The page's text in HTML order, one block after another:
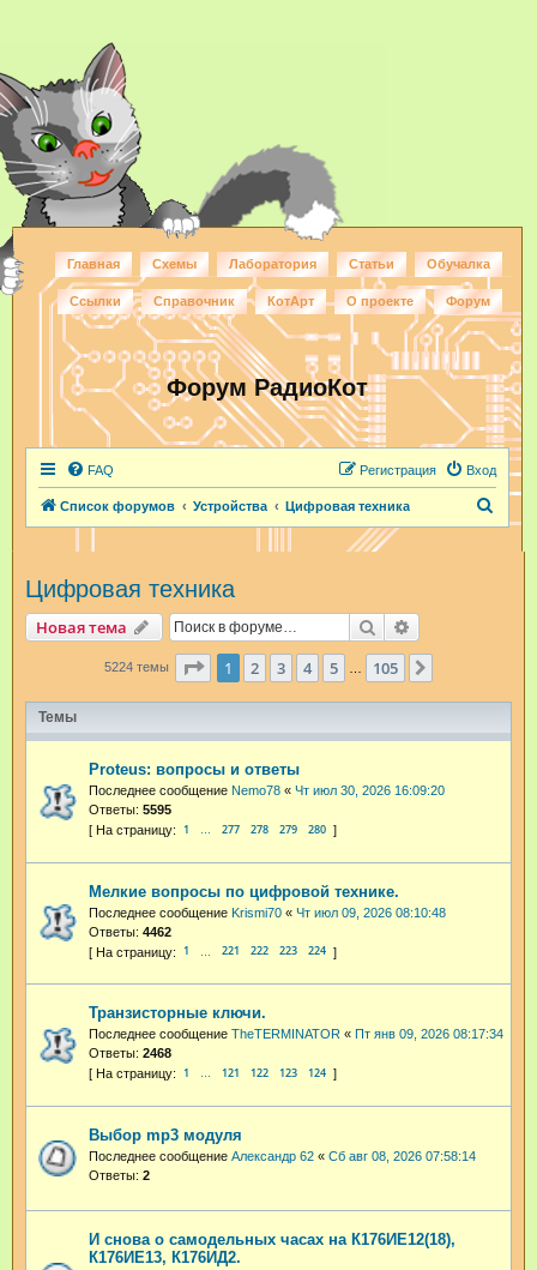
Главная Схемы Лаборатория Статьи Обучалка
Ссылки Справочник КотАрт О проекте Форум
Форум РадиоКот
FAQ Вход
Регистрация
Список форумов Устройства Цифровая техника
Цифровая техника
Новая тема Поиск
5224 темы Страница из 105
1 2 3 4 5 105
Темы
Proteus: вопросы и ответы
Последнее сообщение Nemo78 « Чт июл 30, 2026 16:09:20
Ответы: 5595
1 … 277 278 279 280
Мелкие вопросы по цифровой технике.
Последнее сообщение Krismi70 « Чт июл 09, 2026 08:10:48
Ответы: 4462
1 221 222 223 224
Транзисторные ключи.
Последнее сообщение TheTERMINATOR « Пт янв 09, 2026 08:17:34
Ответы: 2468
1 … 121 122 123 124
Выбор mp3 модуля
Последнее сообщение Александр 62 « Сб авг 08, 2026 07:58:14
Ответы: 2
И снова о самодельных часах на К176ИЕ12(18),
К176ИЕ13, К176ИД2.